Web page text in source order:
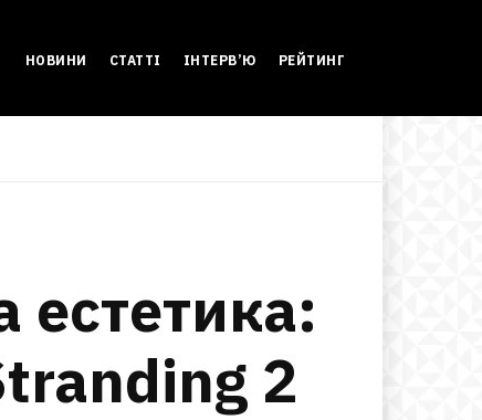
НОВИНИ СТАТТІ ІНТЕРВ’Ю РЕЙТИНГ
2